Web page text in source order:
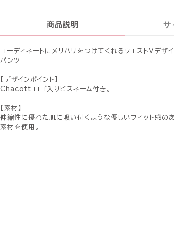
商品説明 サ
コーディネートにメリハリをつけてくれるウエストVデザ
パンツ
【デザインポイント】
Chacott ロゴ入りピスネーム付き。
【素材】
伸縮性に優れた肌に吸い付くような優しいフィット感の
素材を使用。